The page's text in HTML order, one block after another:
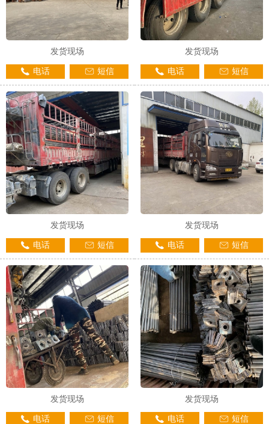
发货现场
电话 短信
发货现场
电话 短信
发货现场
电话 短信
发货现场
电话 短信
发货现场
电话 短信
发货现场
电话 短信